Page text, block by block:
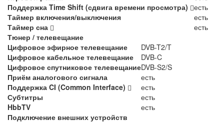
Поддержка Time Shift (сдвига времени просмотра)
есть
Таймер включения/выключения
есть
Таймер сна
есть
Тюнер / телевещание
Цифровое эфирное телевещание
DVB-T2/T
Цифровое кабельное телевещание
DVB-C
Цифровое спутниковое телевещаниеDVB-S2/S
Приём аналогового сигнала
есть
Поддержка CI (Common Interface)
есть
Субтитры
есть
HbbTV
есть
Подключение внешних устройств